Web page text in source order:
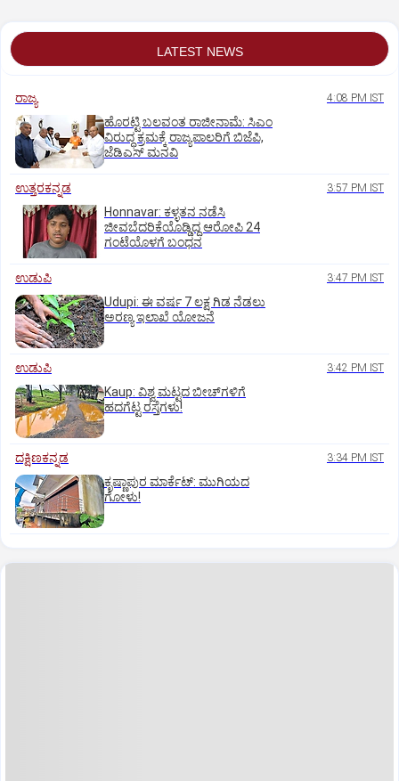
LATEST NEWS
ರಾಜ್ಯ 4:08 PM IST
ಹೊರಟ್ಟಿ ಬಲವಂತ ರಾಜೀನಾಮೆ: ಸಿಎಂ
ವಿರುದ್ಧ ಕ್ರಮಕ್ಕೆ ರಾಜ್ಯಪಾಲರಿಗೆ ಬಿಜೆಪಿ,
ಜೆಡಿಎಸ್ ಮನವಿ
ಉತ್ತರಕನ್ನಡ 3:57 PM IST
Honnavar: ಕಳ್ಳತನ ನಡೆಸಿ
ಜೀವಬೆದರಿಕೆಯೊಡ್ಡಿದ್ದ ಆರೋಪಿ 24
ಗಂಟೆಯೊಳಗೆ ಬಂಧನ
ಉಡುಪಿ 3:47 PM IST
Udupi: ಈ ವರ್ಷ 7 ಲಕ್ಷ ಗಿಡ ನೆಡಲು
ಅರಣ್ಯ ಇಲಾಖೆ ಯೋಜನೆ
ಉಡುಪಿ 3:42 PM IST
Kaup: ವಿಶ್ವ ಮಟ್ಟದ ಬೀಚ್‌ಗಳಿಗೆ
ಹದಗೆಟ್ಟ ರಸ್ತೆಗಳು!
ದಕ್ಷಿಣಕನ್ನಡ 3:34 PM IST
ಕೃಷ್ಣಾಪುರ ಮಾರ್ಕೆಟ್‌: ಮುಗಿಯದ
ಗೋಳು!